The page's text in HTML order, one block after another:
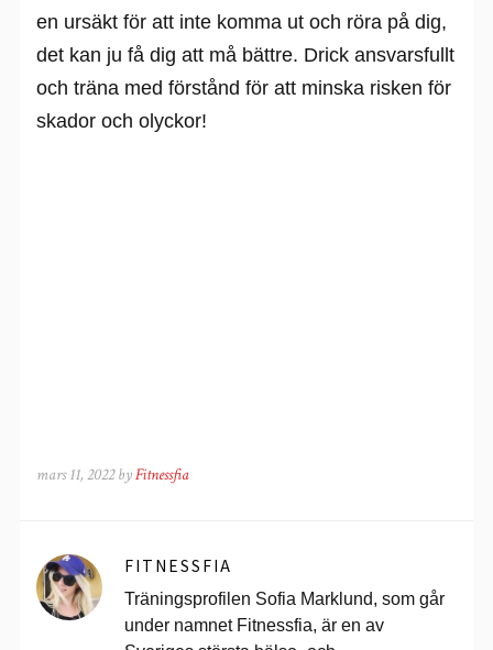
en ursäkt för att inte komma ut och röra på dig,
det kan ju få dig att må bättre. Drick ansvarsfullt
och träna med förstånd för att minska risken för
skador och olyckor!
mars 11, 2022 byFitnessfia
FITNESSFIA
Träningsprofilen Sofia Marklund, som går
under namnet Fitnessfia, är en av